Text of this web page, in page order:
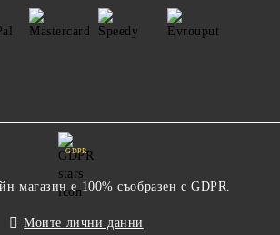
GDPR
магазин е 100% съобразен с GDPR.
Моите лични данни